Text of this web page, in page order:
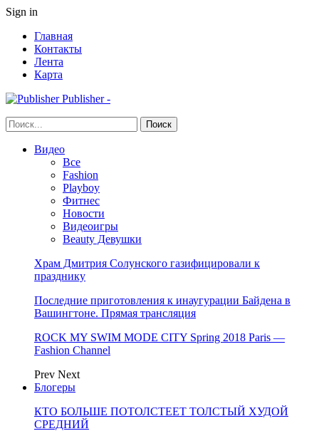
Sign in
Главная
Контакты
Лента
Карта
Publisher -
Видео
Все
Fashion
Playboy
Фитнес
Новости
Видеоигры
Beauty Девушки
Храм Дмитрия Солунского газифицировали к
празднику
Последние приготовления к инаугурации Байдена в
Вашингтоне. Прямая трансляция
ROCK MY SWIM MODE CITY Spring 2018 Paris —
Fashion Channel
Prev Next
Блогеры
КТО БОЛЬШЕ ПОТОЛСТЕЕТ ТОЛСТЫЙ ХУДОЙ
СРЕДНИЙ